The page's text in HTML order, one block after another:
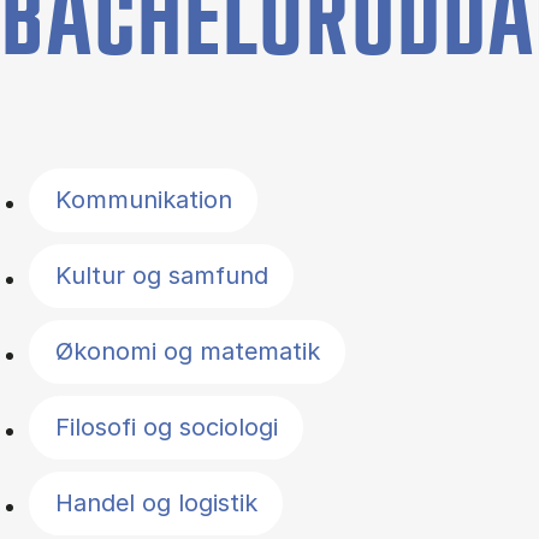
Kommunikation
Kultur og samfund
Økonomi og matematik
Filosofi og sociologi
Handel og logistik